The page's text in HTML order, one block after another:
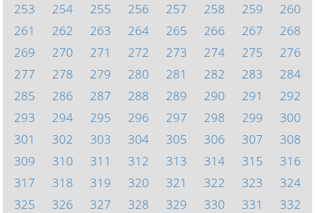
253
254 255 256 257 258 259
260
261
262 263 264 265 266 267
268
269
270 271 272 273 274 275
276
277
278 279 280 281 282 283
284
285
286 287 288 289 290 291
292
293
294 295 296 297 298 299
300
301
302 303 304 305 306 307
308
309
310 311 312 313 314 315
316
317
318 319 320 321 322 323
324
325
326 327 328 329 330 331
332